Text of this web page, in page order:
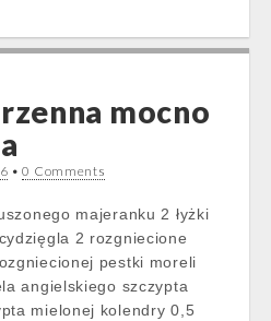
mocno
•0 Comments
majeranku 2 łyżki
2 rozgniecione
pestki moreli
angielskiego szczypta
mielonej kolendry 0,5